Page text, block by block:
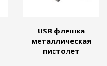
USB флешка
металлическая
пистолет